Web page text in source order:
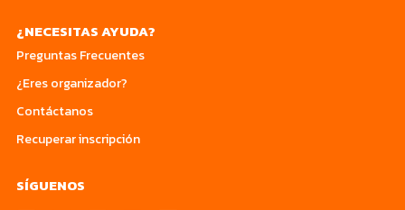
¿NECESITAS AYUDA?
Preguntas Frecuentes
¿Eres organizador?
Contáctanos
Recuperar inscripción
SÍGUENOS